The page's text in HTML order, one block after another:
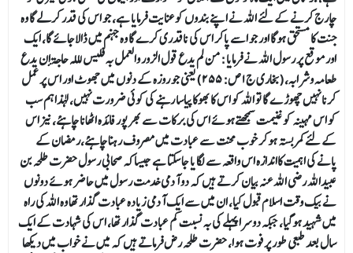
چارج کرنے کے لئے اللہ نے اپنے بندوں کو عنایت فرمایا ہے، جو اس کی قدر کرلے گا وہ
جنت کا مستحق ہوگا اور جو اسے پاکر اس کی ناقدری کرے گا وہ جہنم میں ڈالاجائے گا، ایک
اورموقع پر رسول اللہ نے فرمایا :من لم يدع قول الزور والعمل به فليس للله حاجة أن يدع
طعامه وشرابه،(بخارى ج ١ ص: ٢٥٥) یعنی جو روزہ کے دنوں میں جھوٹ اور اس پر عمل
کرنا نہیں چھوڑ ے گا تو اللہ کو اس کا بھوکا پیاسا رہنے کی کوئی ضرورت نہیں، لہذا ہم سب
کو اس مہینہ کو غنیمت سمجھتےہوئے اس کی برکات سے بھر پور فائدہ اٹھانا چاہئے، نیز اس
کے لئے کمربستہ ہوکر خوب محنت سے عبادت میں مصروف رہنا چاہئے،رمضان کے
پانے کی اہمیت کااندازہ اس واقعہ سے لگا یا جاسکتا ہے جیساکہ صحابی رسول حضرت طلحہ بن
عبیداللہ رضی اللہ عنہ بیان کرتے ہیں کہ دو آدمی خدمت رسول میں حاضر ہوئے دونوں
نے بیک وقت اسلام قبول کیا، ان میں سے ایک آدمی زیادہ عبادت گذار تھا وہ اللہ کی راہ
میں شہید ہوگیا، جبکہ دوسرا پہلے کی بہ نسبت کم عبادت گذار تھا، اس کی شہادت کے ایک
سال بعد طبعی طور پر فوت ہوا، حضرت طلحہ رض فرماتے ہیں کہ میں نے خواب میں دیکھا